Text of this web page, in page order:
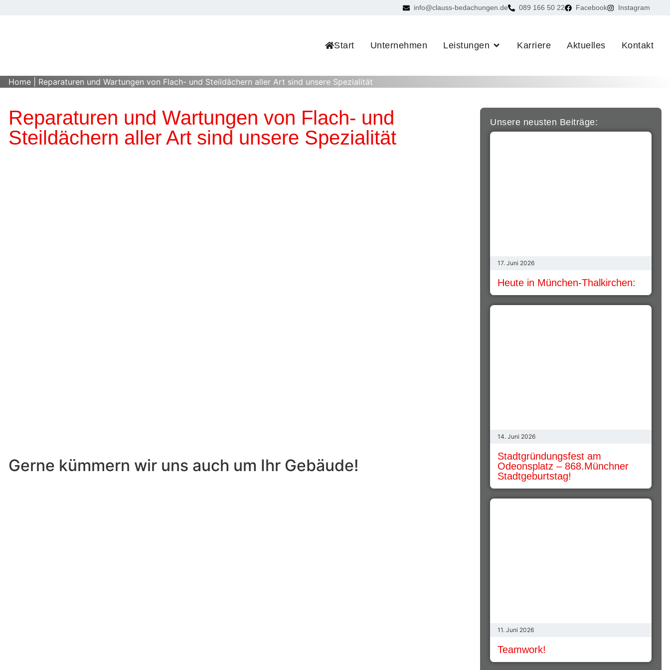
info@clauss-bedachungen.de 089 166 50 22 Facebook Instagram
Start Unternehmen Leistungen Karriere Aktuelles Kontakt
Home Reparaturen und Wartungen von Flach- und Steildächern aller Art sind unsere Spezialität
Reparaturen und Wartungen von Flach- und
Steildächern aller Art sind unsere Spezialität
Gerne kümmern wir uns auch um Ihr Gebäude!
Unsere neusten Beiträge:
17. Juni 2026
Heute in München-Thalkirchen:
14. Juni 2026
Stadtgründungsfest am
Odeonsplatz – 868.Münchner
Stadtgeburtstag!
11. Juni 2026
Teamwork!